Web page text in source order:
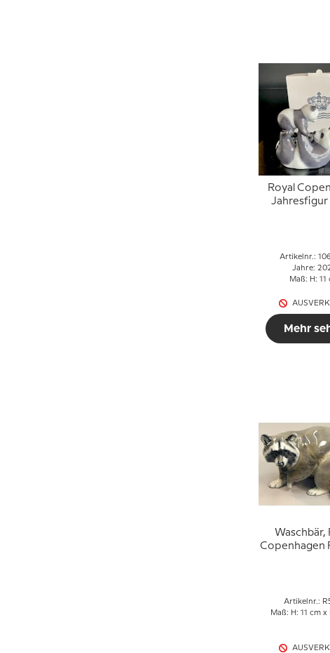
Royal
Jahresfigur
Artikelnr.:
Jahre:
Maß: H: 11
Mehr
Waschbär,
Copenhagen
Artikelnr.:
Maß: H: 11 cm x